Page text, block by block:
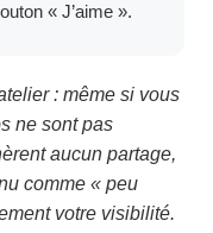
« J’aime ».
: même si vous
ne sont pas
aucun partage,
comme « peu
votre visibilité.